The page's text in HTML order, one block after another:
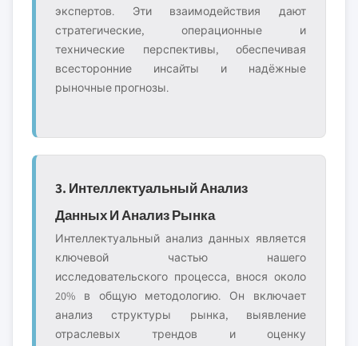
экспертов. Эти взаимодействия дают
стратегические, операционные и
технические перспективы, обеспечивая
всесторонние инсайты и надёжные
рыночные прогнозы.
3. Интеллектуальный Анализ
Данных И Анализ Рынка
Интеллектуальный анализ данных является
ключевой частью нашего
исследовательского процесса, внося около
20% в общую методологию. Он включает
анализ структуры рынка, выявление
отраслевых трендов и оценку